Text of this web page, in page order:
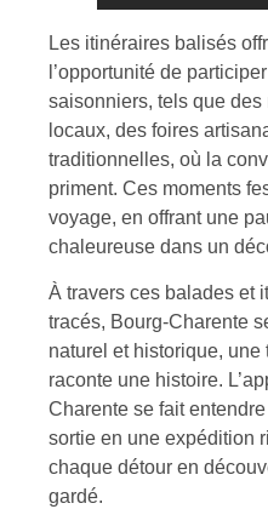
Les itinéraires balisés
l’opportunité de
saisonniers, tels que
locaux, des foires
traditionnelles, où la
priment. Ces moments
voyage, en offrant une
chaleureuse dans un
À travers ces balades et
tracés, Bourg-Charente
naturel et historique,
raconte une histoire.
Charente se fait
sortie en une expédition
chaque détour en
gardé.